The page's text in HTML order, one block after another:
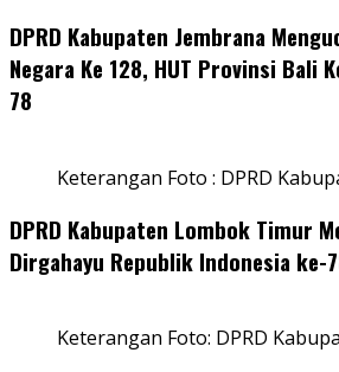
DPRD Kabupaten Jembrana
Negara Ke 128, HUT Provinsi Bali
78
Keterangan Foto : DPRD
DPRD Kabupaten Lombok Timur
Dirgahayu Republik Indonesia ke-
Keterangan Foto: DPRD